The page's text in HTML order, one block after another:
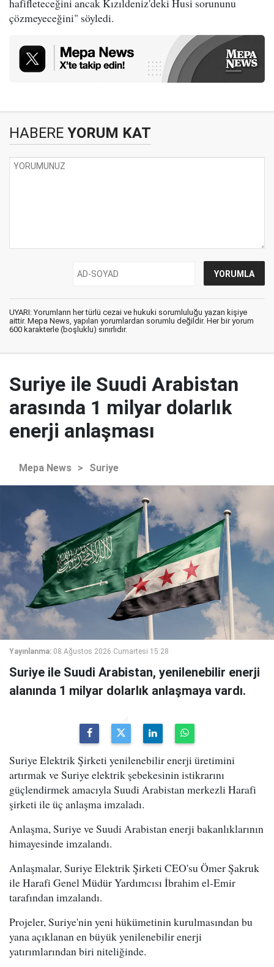
hafifleteceğini ancak Kızıldeniz'deki Husi sorununu
çözmeyeceğini" söyledi.
HABERE YORUM KAT
UYARI: Yorumların her türlü cezai ve hukuki sorumluluğu yazan kişiye
aittir. Mepa News, yapılan yorumlardan sorumlu değildir. Her bir yorum
600 karakterle (boşluklu) sınırlıdır.
Suriye ile Suudi Arabistan
arasında 1 milyar dolarlık
enerji anlaşması
Mepa News > Suriye
Yayınlanma: 08 Ağustos 2026 Cumartesi 15:28
Suriye ile Suudi Arabistan, yenilenebilir enerji
alanında 1 milyar dolarlık anlaşmaya vardı.
Suriye Elektrik Şirketi yenilenebilir enerji üretimini
artırmak ve Suriye elektrik şebekesinin istikrarını
güçlendirmek amacıyla Suudi Arabistan merkezli Harafi
şirketi ile üç anlaşma imzaladı.
Anlaşma, Suriye ve Suudi Arabistan enerji bakanlıklarının
himayesinde imzalandı.
Anlaşmalar, Suriye Elektrik Şirketi CEO'su Ömer Şakruk
ile Harafi Genel Müdür Yardımcısı İbrahim el-Emir
tarafından imzalandı.
Projeler, Suriye'nin yeni hükümetinin kurulmasından bu
yana açıklanan en büyük yenilenebilir enerji
yatırımlarından biri niteliğinde.